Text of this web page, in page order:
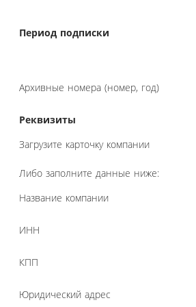
Период подписки
Архивные номера (номер, год)
Реквизиты
Загрузите карточку компании
Либо заполните данные ниже:
Название компании
ИНН
КПП
Юридический адрес